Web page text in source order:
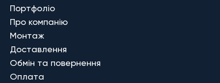
Портфоліо
Про компанію
Монтаж
Доставлення
Обмін та повернення
Оплата